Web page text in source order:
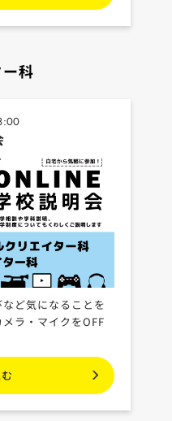
科
ど気になることを
ラ・マイクをOFF